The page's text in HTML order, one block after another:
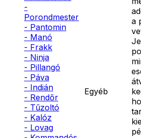
-
Porondmester
- Pantomin
- Manó
- Frakk
- Ninja
- Pillangó
- Páva
- Indián
- Rendőr
- Tűzoltó
- Kalóz
- Lovag
Egyéb
a